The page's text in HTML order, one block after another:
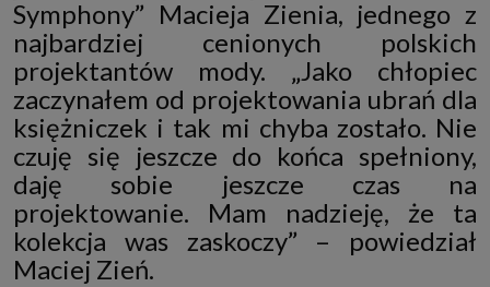
http://www.sagier.pl/
Jeżeli wyrazisz zgodę, o którą wyżej prosimy, administratorami Twoich
danych osobowych będą także nasi Zaufani Partnerzy. Listę Zaufanych
Partnerów możesz sprawdzić w każdym momencie na stronie naszej
polityki prywatności
i tam też zmodyfikować lub cofnąć swoje zgody.
Podstawa i cel przetwarzania
Twoje dane przetwarzamy w następujących celach:
1. Jeśli zawieramy z Tobą umowę o realizację danej usługi (np. usługi
zapewniającej Ci możliwość zapoznania się z jednym z naszych serwisów
w oparciu o treść regulaminu tego serwisu), to możemy przetwarzać
Twoje dane w zakresie niezbędnym do realizacji tej umowy.
2. Zapewnianie bezpieczeństwa usługi (np. sprawdzenie, czy do Twojego
konta nie loguje się nieuprawniona osoba), dokonanie pomiarów
statystycznych, ulepszanie naszych usług i dopasowanie ich do potrzeb i
Symphony” Macieja Zienia, jednego z
najbardziej cenionych polskich
projektantów mody. „Jako chłopiec
zaczynałem od projektowania ubrań dla
księżniczek i tak mi chyba zostało. Nie
czuję się jeszcze do końca spełniony,
daję sobie jeszcze czas na
projektowanie. Mam nadzieję, że ta
kolekcja was zaskoczy” – powiedział
Maciej Zień.